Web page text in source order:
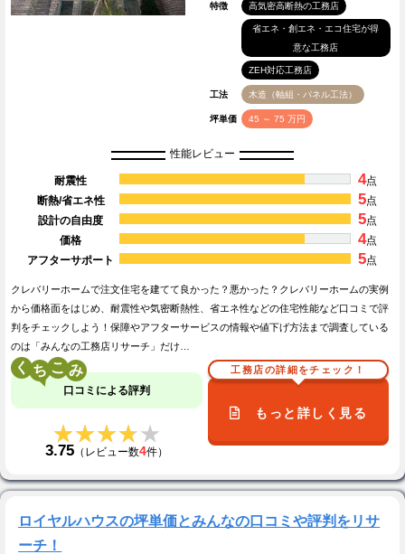
特徴 高気密高断熱の工務店
省エネ・創エネ・エコ住宅が得
意な工務店
ZEH対応工務店
工法 木造（軸組・パネル工法）
坪単価 45 ～ 75 万円
性能レビュー
耐震性 4点
断熱/省エネ性
5点
設計の自由度
5点
価格
4点
アフターサポート
5点
クレバリーホームで注文住宅を建てて良かった？悪かった？クレバリーホームの実例
から価格面をはじめ、耐震性や気密断熱性、省エネ性などの住宅性能など口コミで評
判をチェックしよう！保障やアフターサービスの情報や値下げ方法まで調査している
のは「みんなの工務店リサーチ」だけ…
く こ
口コミによる評判
★★★★★
★★★★★
3.75 （レビュー数4件）
工務店の詳細をチェック！
もっと詳しく見る
ロイヤルハウスの坪単価とみんなの口コミや評判をリサ
ーチ！